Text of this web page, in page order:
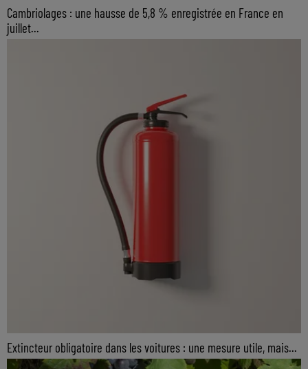
Cambriolages : une hausse de 5,8 % enregistrée en France en
juillet...
Extincteur obligatoire dans les voitures : une mesure utile, mais...